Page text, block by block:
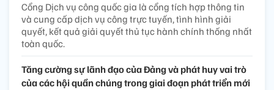
Cổng Dịch vụ công quốc gia là cổng tích hợp thông tin
và cung cấp dịch vụ công trực tuyến, tình hình giải
quyết, kết quả giải quyết thủ tục hành chính thống nhất
toàn quốc.
Tăng cường sự lãnh đạo của Đảng và phát huy vai trò
của các hội quần chúng trong giai đoạn phát triển mới